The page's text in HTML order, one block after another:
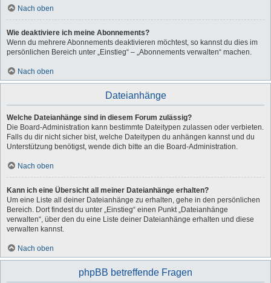
Nach oben
Wie deaktiviere ich meine Abonnements?
Wenn du mehrere Abonnements deaktivieren möchtest, so kannst du dies im
persönlichen Bereich unter „Einstieg“ – „Abonnements verwalten“ machen.
Nach oben
Dateianhänge
Welche Dateianhänge sind in diesem Forum zulässig?
Die Board-Administration kann bestimmte Dateitypen zulassen oder verbieten.
Falls du dir nicht sicher bist, welche Dateitypen du anhängen kannst und du
Unterstützung benötigst, wende dich bitte an die Board-Administration.
Nach oben
Kann ich eine Übersicht all meiner Dateianhänge erhalten?
Um eine Liste all deiner Dateianhänge zu erhalten, gehe in den persönlichen
Bereich. Dort findest du unter „Einstieg“ einen Punkt „Dateianhänge
verwalten“, über den du eine Liste deiner Dateianhänge erhalten und diese
verwalten kannst.
Nach oben
phpBB betreffende Fragen